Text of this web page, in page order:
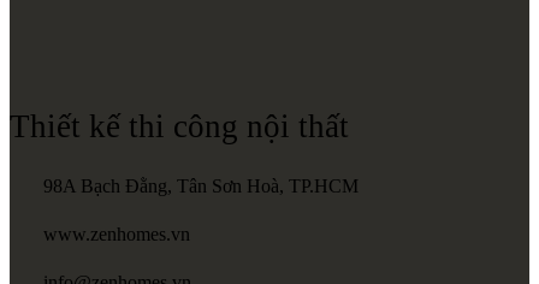
Thiết kế thi công nội thất
98A Bạch Đằng, Tân Sơn Hoà, TP.HCM
www.zenhomes.vn